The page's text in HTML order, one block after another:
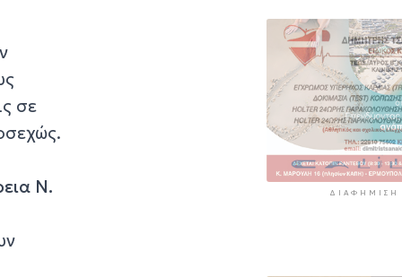
σε
Ν.
«Στάχτη»
στρέμματα
καλοκαίρι
7 ώρες 22 λεπτά πρίν
ΔΙΑΦΉΜΙΣΗ